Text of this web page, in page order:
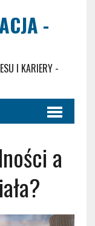
-
I KARIERY -
a